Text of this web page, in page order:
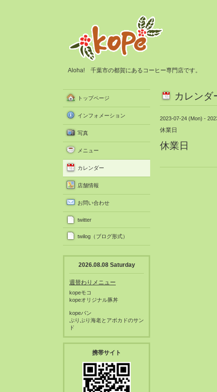
Aloha! 千葉市の都賀にあるコーヒー専門店です。
カレンダ
2023-07-24 (Mon) -
休業日
休業日
トップページ
インフォメーション
写真
メニュー
カレンダー
店舗情報
お問い合わせ
twitter
twilog（ブログ形式）
2026.08.08 Saturday
週替わりメニュー
kopeモコ
kopeオリジナル豚丼
kopeパン
ぷりぷり海老とアボカドのサン
ド
携帯サイト